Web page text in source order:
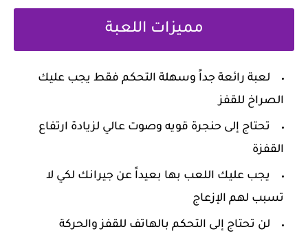
‏مميزات اللعبة
‏لعبة رائعة جداً وسهلة التحكم فقط يجب عليك
الصراخ للقفز
‏تحتاج إلى حنجرة قويه وصوت عالي لزيادة ارتفاع
القفزة
‏يجب عليك اللعب بها بعيداً عن جيرانك لكي لا
تسبب لهم الإزعاج
‏لن تحتاج إلى التحكم بالهاتف للقفز والحركة